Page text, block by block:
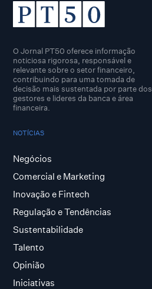
O Jornal PT50 oferece informação
noticiosa rigorosa, responsável e
relevante sobre o setor financeiro,
contribuindo para uma tomada de
decisão mais sustentada por parte dos
gestores e lideres da banca e área
financeira.
NOTÍCIAS
Negócios
Comercial e Marketing
Inovação e Fintech
Regulação e Tendências
Sustentabilidade
Talento
Opinião
Iniciativas